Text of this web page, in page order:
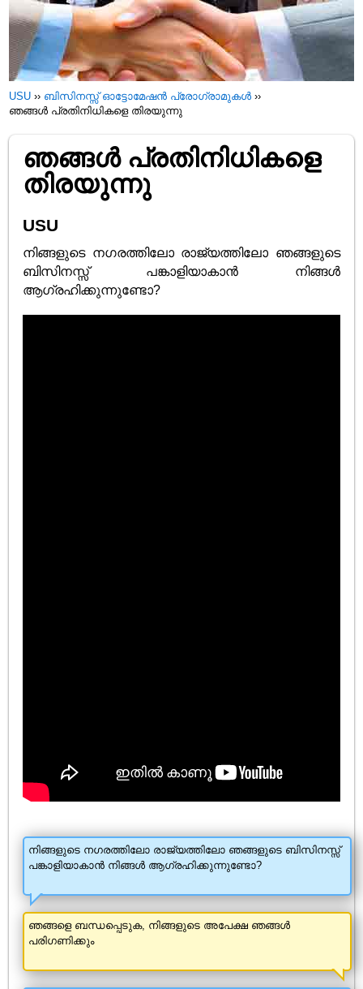
USU ›› ബിസിനസ്സ് ഓട്ടോമേഷൻ പ്രോഗ്രാമുകൾ ››
ഞങ്ങൾ പ്രതിനിധികളെ തിരയുന്നു
ഞങ്ങൾ പ്രതിനിധികളെ
തിരയുന്നു
USU
നിങ്ങളുടെ നഗരത്തിലോ രാജ്യത്തിലോ ഞങ്ങളുടെ
ബിസിനസ്സ് പങ്കാളിയാകാൻ നിങ്ങൾ
ആഗ്രഹിക്കുന്നുണ്ടോ?
നിങ്ങളുടെ നഗരത്തിലോ രാജ്യത്തിലോ ഞങ്ങളുടെ ബിസിനസ്സ്
പങ്കാളിയാകാൻ നിങ്ങൾ ആഗ്രഹിക്കുന്നുണ്ടോ?
ഞങ്ങളെ ബന്ധപ്പെടുക, നിങ്ങളുടെ അപേക്ഷ ഞങ്ങൾ
പരിഗണിക്കും